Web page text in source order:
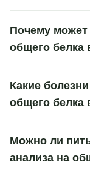
Почему
общего белка
Какие
общего белка
Можно ли
анализа на